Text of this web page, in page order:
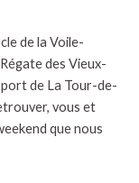
de la Voile-
des Vieux-
port de La Tour-de-
vous et
que nous